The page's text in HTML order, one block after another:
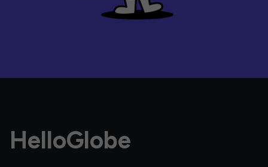
HelloGlobe